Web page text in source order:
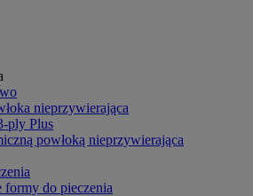
nieprzywierająca
ply Plus
powłoką nieprzywierająca
do pieczenia